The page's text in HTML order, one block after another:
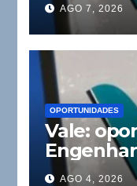
AGO 7, 2026
OPORTUNIDADES
Vale:
AGO 4, 2026